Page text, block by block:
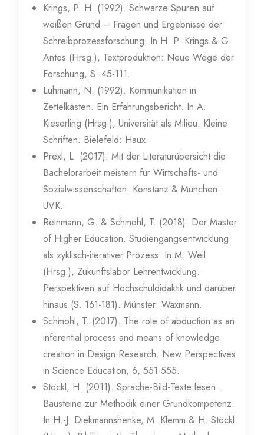
Krings, P. H. (1992). Schwarze Spuren auf
weißen Grund – Fragen und Ergebnisse der
Schreibprozessforschung. In H. P. Krings & G.
Antos (Hrsg.), Textproduktion: Neue Wege der
Forschung, S. 45-111.
Luhmann, N. (1992). Kommunikation in
Zettelkästen. Ein Erfahrungsbericht. In A.
Kieserling (Hrsg.), Universität als Milieu. Kleine
Schriften. Bielefeld: Haux.
Prexl, L. (2017). Mit der Literaturübersicht die
Bachelorarbeit meistern für Wirtschafts- und
Sozialwissenschaften. Konstanz & München:
UVK.
Reinmann, G. & Schmohl, T. (2018). Der Master
of Higher Education. Studiengangsentwicklung
als zyklisch-iterativer Prozess. In M. Weil
(Hrsg.), Zukunftslabor Lehrentwicklung.
Perspektiven auf Hochschuldidaktik und darüber
hinaus (S. 161-181). Münster: Waxmann.
Schmohl, T. (2017). The role of abduction as an
inferential process and means of knowledge
creation in Design Research. New Perspectives
in Science Education, 6, 551-555.
Stöckl, H. (2011). Sprache-Bild-Texte lesen.
Bausteine zur Methodik einer Grundkompetenz.
In H.-J. Diekmannshenke, M. Klemm & H. Stöckl